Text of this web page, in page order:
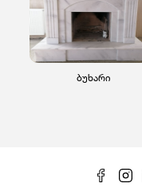
ბუხარი